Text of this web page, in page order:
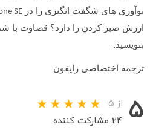
نوآوری های شگفت انگیزی را در SE
ارزش صبر کردن را دارد؟ قضاوت
بنویسید.
ترجمه اختصاصی رایفون
۵ از ۵
۲۴ مشارکت کننده